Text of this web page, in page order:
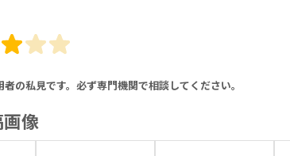
者の私見です。必ず専門機関で相談してください。
像